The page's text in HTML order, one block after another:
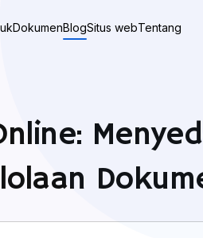
DokumenBlogSitus webTentang